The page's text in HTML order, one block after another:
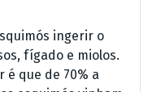
ingerir o
fígado e miolos.
é que de 70% a